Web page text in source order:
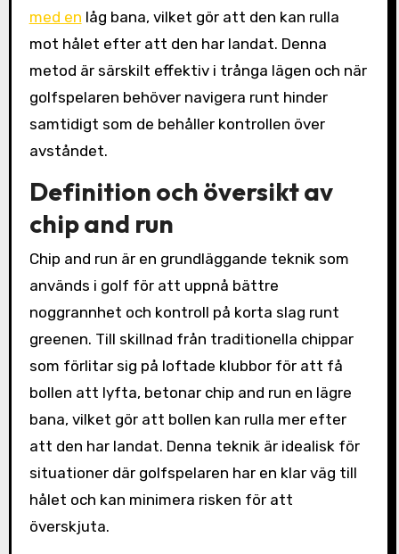
med en låg bana, vilket gör att den kan rulla
mot hålet efter att den har landat. Denna
metod är särskilt effektiv i trånga lägen och när
golfspelaren behöver navigera runt hinder
samtidigt som de behåller kontrollen över
avståndet.
Definition och översikt av
chip and run
Chip and run är en grundläggande teknik som
används i golf för att uppnå bättre
noggrannhet och kontroll på korta slag runt
greenen. Till skillnad från traditionella chippar
som förlitar sig på loftade klubbor för att få
bollen att lyfta, betonar chip and run en lägre
bana, vilket gör att bollen kan rulla mer efter
att den har landat. Denna teknik är idealisk för
situationer där golfspelaren har en klar väg till
hålet och kan minimera risken för att
överskjuta.